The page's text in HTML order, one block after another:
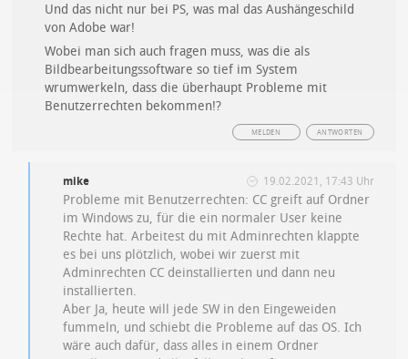
Und das nicht nur bei PS, was mal das Aushängeschild
von Adobe war!
Wobei man sich auch fragen muss, was die als
Bildbearbeitungssoftware so tief im System
wrumwerkeln, dass die überhaupt Probleme mit
Benutzerrechten bekommen!?
ANTWORTEN
MELDEN
mike 19.02.2021, 17:43 Uhr
Probleme mit Benutzerrechten: CC greift auf Ordner
im Windows zu, für die ein normaler User keine
Rechte hat. Arbeitest du mit Adminrechten klappte
es bei uns plötzlich, wobei wir zuerst mit
Adminrechten CC deinstallierten und dann neu
installierten.
Aber Ja, heute will jede SW in den Eingeweiden
fummeln, und schiebt die Probleme auf das OS. Ich
wäre auch dafür, dass alles in einem Ordner